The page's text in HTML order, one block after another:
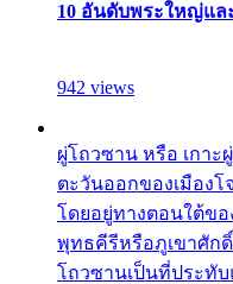
10 อันดับพระใหญ่แล
942 views
ผู่โถวซาน หรือ เกาะ
ตะวันออกของเมืองโ
โดยอยู่ทางตอนใต้ขอ
พุทธคีรีหรือภูเขาศัก
โถวซานเป็นที่ประทั